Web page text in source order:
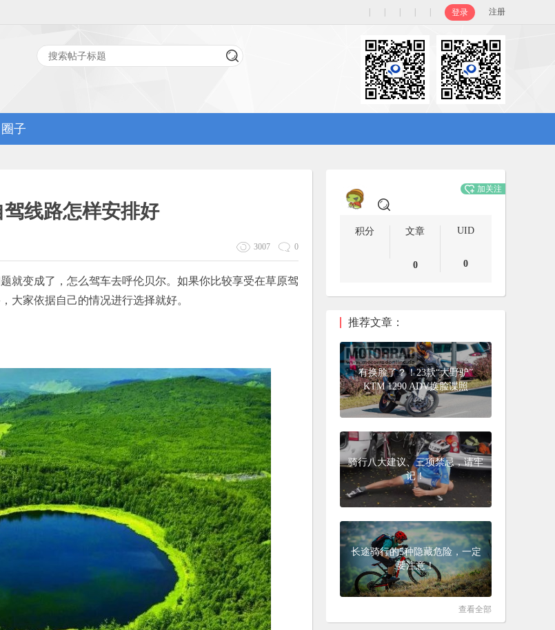
登录 注册
圈子
线路怎样安排好
3007 0
就变成了，怎么驾车去呼伦贝尔。如果你比较享受在草原驾
大家依据自己的情况进行选择就好。
加关注
积分 文章
0
UID
0
推荐文章：
有换脸了？！23款“大野驴”
KTM 1290 ADV换脸谍照
骑行八大建议、三项禁忌，请牢
记！
长途骑行的5种隐藏危险，一定
要注意！
查看全部